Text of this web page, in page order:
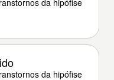
da hipófise
da hipófise